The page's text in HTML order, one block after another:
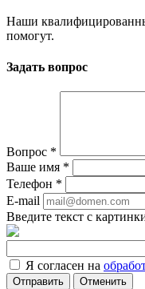
Наши
помогут.
Задать вопрос
Вопрос *
Ваше имя *
Телефон *
E-mail
Введите текст с
Я согласен на
Отменить